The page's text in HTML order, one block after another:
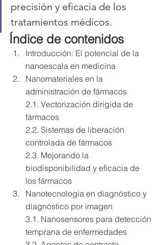
precisión y eficacia de los
tratamientos médicos.
Índice de contenidos
Introducción: El potencial de la
nanoescala en medicina
Nanomateriales en la
administración de fármacos
2.1. Vectorización dirigida de
fármacos
2.2. Sistemas de liberación
controlada de fármacos
2.3. Mejorando la
biodisponibilidad y eficacia de
los fármacos
Nanotecnología en diagnóstico y
diagnóstico por imagen
3.1. Nanosensores para detección
temprana de enfermedades